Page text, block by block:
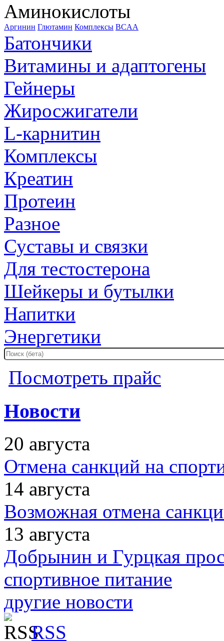
Аминокислоты
Аргинин Глютамин Комплексы BCAA
Батончики
Витамины и адаптогены
Гейнеры
Жиросжигатели
L-карнитин
Комплексы
Креатин
Протеин
Разное
Суставы и связки
Для тестостерона
Шейкеры и бутылки
Напитки
Энергетики
Посмотреть прайс
Новости
20 августа
Отмена санкций на
14 августа
Возможная отмена
13 августа
Добрынин и Гурцкая
спортивное питание
другие новости
RSS